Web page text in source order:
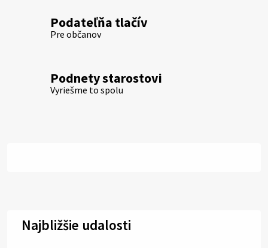
Podateľňa tlačív
Pre občanov
Podnety starostovi
Vyriešme to spolu
Najbližšie udalosti